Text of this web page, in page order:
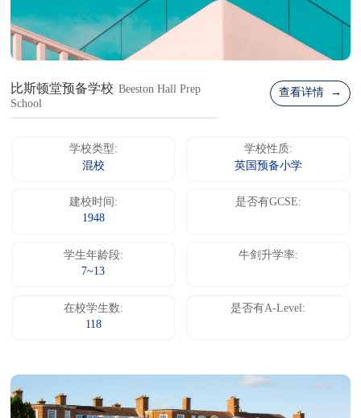
比斯顿堂预备学校 Beeston Hall Prep
School
查看详情 →
学校类型:
混校
学校性质:
英国预备小学
建校时间:
1948
是否有GCSE:
学生年龄段:
7~13
牛剑升学率:
在校学生数:
118
是否有A-Level: